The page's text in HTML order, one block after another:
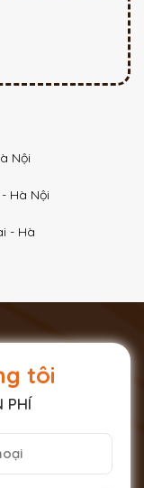
Nội
Hà Nội
- Hà
tôi
PHÍ